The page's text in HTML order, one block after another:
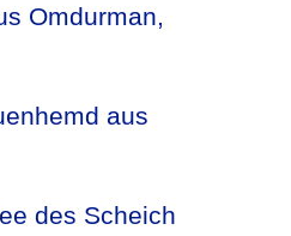
Omdurman,
aus
des Scheich